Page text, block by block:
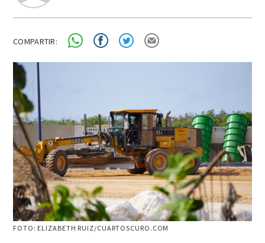
COMPARTIR:
FOTO: ELIZABETH RUIZ/CUARTOSCURO.COM